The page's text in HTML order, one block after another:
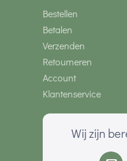
Bestellen
Betalen
Verzenden
Retourneren
Account
Klantenservice
Wij zijn